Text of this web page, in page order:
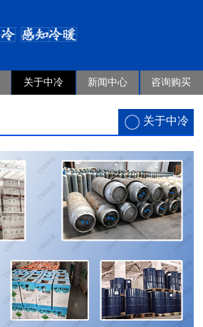
关于中冷 新闻中心 咨询购买
关于中冷